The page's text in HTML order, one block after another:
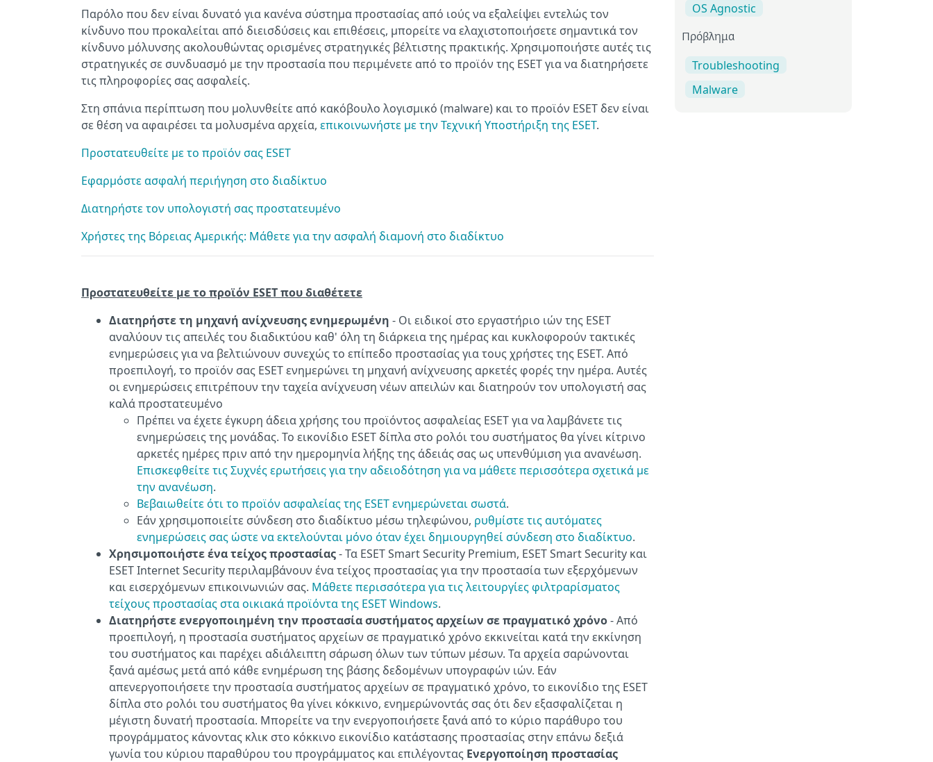
Παρόλο που δεν είναι δυνατό για κανένα σύστημα προστασίας από ιούς να εξαλείψει εντελώς τον
κίνδυνο που προκαλείται από διεισδύσεις και επιθέσεις, μπορείτε να ελαχιστοποιήσετε σημαντικά τον
κίνδυνο μόλυνσης ακολουθώντας ορισμένες στρατηγικές βέλτιστης πρακτικής. Χρησιμοποιήστε αυτές τις
στρατηγικές σε συνδυασμό με την προστασία που περιμένετε από το προϊόν της ESET για να διατηρήσετε
τις πληροφορίες σας ασφαλείς.
Στη σπάνια περίπτωση που μολυνθείτε από κακόβουλο λογισμικό (malware) και το προϊόν ESET δεν είναι
σε θέση να αφαιρέσει τα μολυσμένα αρχεία, επικοινωνήστε με την Τεχνική Υποστήριξη της ESET.
Προστατευθείτε με το προϊόν σας ESET
Εφαρμόστε ασφαλή περιήγηση στο διαδίκτυο
Διατηρήστε τον υπολογιστή σας προστατευμένο
Χρήστες της Βόρειας Αμερικής: Μάθετε για την ασφαλή διαμονή στο διαδίκτυο
Προστατευθείτε με το προϊόν ESET που διαθέτετε
Διατηρήστε τη μηχανή ανίχνευσης ενημερωμένη - Οι ειδικοί στο εργαστήριο ιών της ESET
αναλύουν τις απειλές του διαδικτύου καθ' όλη τη διάρκεια της ημέρας και κυκλοφορούν τακτικές
ενημερώσεις για να βελτιώνουν συνεχώς το επίπεδο προστασίας για τους χρήστες της ESET. Από
προεπιλογή, το προϊόν σας ESET ενημερώνει τη μηχανή ανίχνευσης αρκετές φορές την ημέρα. Αυτές
οι ενημερώσεις επιτρέπουν την ταχεία ανίχνευση νέων απειλών και διατηρούν τον υπολογιστή σας
καλά προστατευμένο
Πρέπει να έχετε έγκυρη άδεια χρήσης του προϊόντος ασφαλείας ESET για να λαμβάνετε τις
ενημερώσεις της μονάδας. Το εικονίδιο ESET δίπλα στο ρολόι του συστήματος θα γίνει κίτρινο
αρκετές ημέρες πριν από την ημερομηνία λήξης της άδειάς σας ως υπενθύμιση για ανανέωση.
Επισκεφθείτε τις Συχνές ερωτήσεις για την αδειοδότηση για να μάθετε περισσότερα σχετικά με
την ανανέωση.
Βεβαιωθείτε ότι το προϊόν ασφαλείας της ESET ενημερώνεται σωστά.
Εάν χρησιμοποιείτε σύνδεση στο διαδίκτυο μέσω τηλεφώνου, ρυθμίστε τις αυτόματες
ενημερώσεις σας ώστε να εκτελούνται μόνο όταν έχει δημιουργηθεί σύνδεση στο διαδίκτυο.
Χρησιμοποιήστε ένα τείχος προστασίας- Τα ESET Smart Security Premium, ESET Smart Security και
ESET Internet Security περιλαμβάνουν ένα τείχος προστασίας για την προστασία των εξερχόμενων
και εισερχόμενων επικοινωνιών σας. Μάθετε περισσότερα για τις λειτουργίες φιλτραρίσματος
τείχους προστασίας στα οικιακά προϊόντα της ESET Windows.
Διατηρήστε ενεργοποιημένη την προστασία συστήματος αρχείων σε πραγματικό χρόνο- Από
προεπιλογή, η προστασία συστήματος αρχείων σε πραγματικό χρόνο εκκινείται κατά την εκκίνηση
του συστήματος και παρέχει αδιάλειπτη σάρωση όλων των τύπων μέσων. Τα αρχεία σαρώνονται
ξανά αμέσως μετά από κάθε ενημέρωση της βάσης δεδομένων υπογραφών ιών. Εάν
απενεργοποιήσετε την προστασία συστήματος αρχείων σε πραγματικό χρόνο, το εικονίδιο της ESET
δίπλα στο ρολόι του συστήματος θα γίνει κόκκινο, ενημερώνοντάς σας ότι δεν εξασφαλίζεται η
μέγιστη δυνατή προστασία. Μπορείτε να την ενεργοποιήσετε ξανά από το κύριο παράθυρο του
προγράμματος κάνοντας κλικ στο κόκκινο εικονίδιο κατάστασης προστασίας στην επάνω δεξιά
γωνία του κύριου παραθύρου του προγράμματος και επιλέγοντας Ενεργοποίηση προστασίας
OS Agnostic
Πρόβλημα
Troubleshooting
Malware